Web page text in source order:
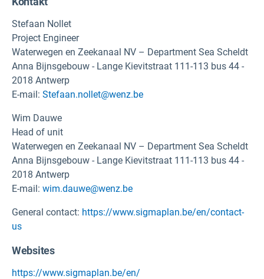
Stefaan Nollet
Project Engineer
Waterwegen en Zeekanaal NV – Department Sea Scheldt
Anna Bijnsgebouw - Lange Kievitstraat 111-113 bus 44 -
2018 Antwerp
E-mail: Stefaan.nollet@wenz.be
Wim Dauwe
Head of unit
Waterwegen en Zeekanaal NV – Department Sea Scheldt
Anna Bijnsgebouw - Lange Kievitstraat 111-113 bus 44 -
2018 Antwerp
E-mail: wim.dauwe@wenz.be
General contact: https://www.sigmaplan.be/en/contact-
us
Websites
https://www.sigmaplan.be/en/